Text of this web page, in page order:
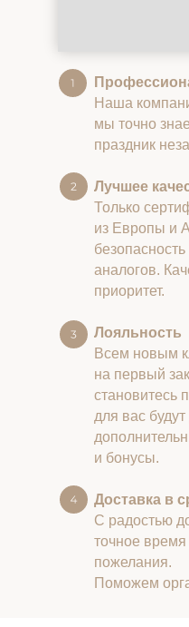
Наша
мы точно
праздник
Лучшее
Только
из Европы и
аналогов.
приоритет.
Лояльность
Всем новым
на первый
становитесь
для вас
и бонусы.
Доставка в
С радостью
точное
пожелания.
Поможем